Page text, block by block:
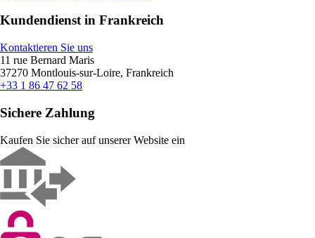
Kundendienst in Frankreich
Kontaktieren Sie uns
11 rue Bernard Maris
37270 Montlouis-sur-Loire, Frankreich
+33 1 86 47 62 58
Sichere Zahlung
Kaufen Sie sicher auf unserer Website ein